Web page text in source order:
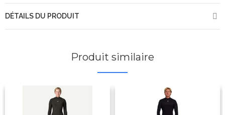
DÉTAILS DU PRODUIT
Produit similaire